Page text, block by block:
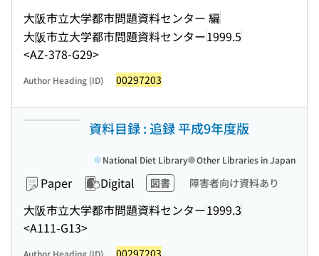
大阪市立大学都市問題資料センター 編
大阪市立大学都市問題資料センター1999.5
<AZ-378-G29>
Author Heading (ID) 00297203
資料目録 : 追録 平成9年度版
Paper Digital 図書 障害者向け資料あり
大阪市立大学都市問題資料センター1999.3
<A111-G13>
National Diet Library Other Libraries in Japan
Author Heading (ID) 00297203